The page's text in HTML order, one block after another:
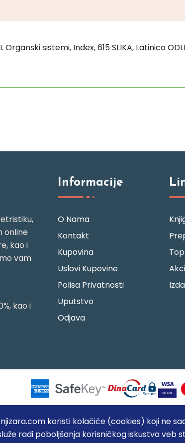
koristi kolačiće (cookies) koji ne
radi poboljšanja korisničkog iskustva veb
sistemi, Index, 615 SLIKA, Latinica
online
kao i
vam
kao i
Informacije
O Nama
Kontakt
Kupovina
Uslovi Kupovine
Polisa Privatnosti
Uputstvo
Odjava
PIB: 105184104, MB: 20337524